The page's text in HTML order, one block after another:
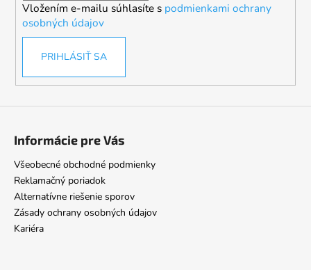
Vložením e-mailu súhlasíte s podmienkami ochrany
osobných údajov
PRIHLÁSIŤ SA
Informácie pre Vás
Všeobecné obchodné podmienky
Reklamačný poriadok
Alternatívne riešenie sporov
Zásady ochrany osobných údajov
Kariéra